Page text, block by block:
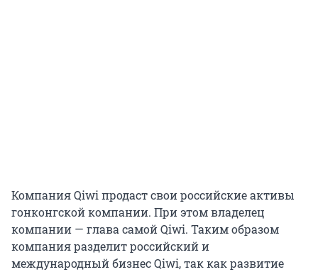
Компания Qiwi продаст свои российские активы
гонконгской компании. При этом владелец
компании — глава самой Qiwi. Таким образом
компания разделит российский и
международный бизнес Qiwi, так как развитие